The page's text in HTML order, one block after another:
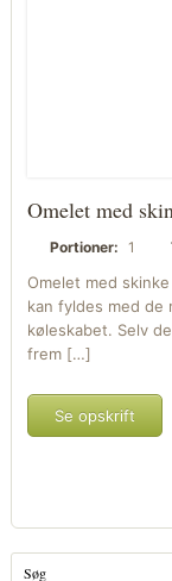
Omelet med
Portioner: 1
Omelet med
kan fyldes med de
køleskabet. Selv
frem […]
Se opskrift